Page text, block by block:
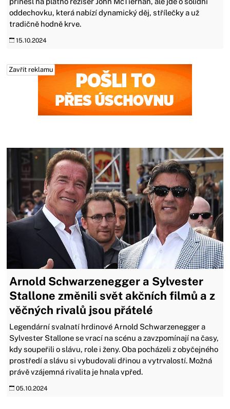
oddechovku, která nabízí dynamický děj, střílečky a už
tradičně hodně krve.
15.10.2024
Zavřít reklamu
Arnold Schwarzenegger a Sylvester
Stallone změnili svět akčních filmů a z
věčných rivalů jsou přátelé
Legendární svalnatí hrdinové Arnold Schwarzenegger a
Sylvester Stallone se vrací na scénu a zavzpomínají na časy,
kdy soupeřili o slávu, role i ženy. Oba pocházeli z obyčejného
prostředí a slávu si vybudovali dřinou a vytrvalostí. Možná
právě vzájemná rivalita je hnala vpřed.
05.10.2024